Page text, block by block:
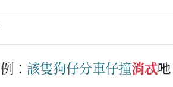
例： 該隻狗仔分車仔撞消忒吔